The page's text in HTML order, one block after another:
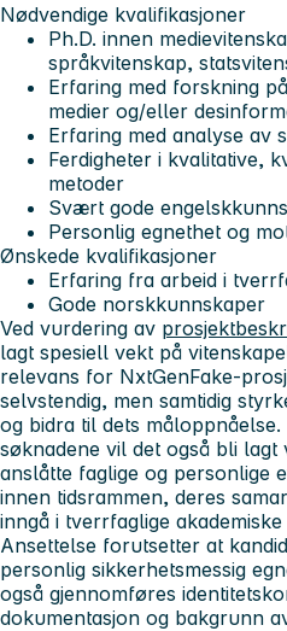
Nødvendige kvalifikasjoner
Ph.D. innen
språkvitenskap,
Erfaring med forskning
medier og/eller
Erfaring med analyse av
Ferdigheter i kvalitative,
metoder
Svært gode
Personlig egnethet og
Ønskede kvalifikasjoner
Erfaring fra arbeid i
Gode norskkunnskaper
Ved vurdering av
lagt spesiell vekt på
relevans for NxtGenFake-
selvstendig, men samtidig
og bidra til dets
søknadene vil det også bli lagt
anslåtte faglige og personlige
innen tidsrammen, deres
inngå i tverrfaglige akademiske
Ansettelse forutsetter at
personlig sikkerhetsmessig
også gjennomføres
dokumentasjon og bakgrunn